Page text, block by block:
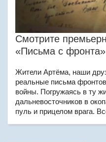
Смотрите
«Письма с фронта»
Жители Артёма, наши
реальные письма
войны. Погружаясь в ту
дальневосточников в
пуль и прицелом врага.